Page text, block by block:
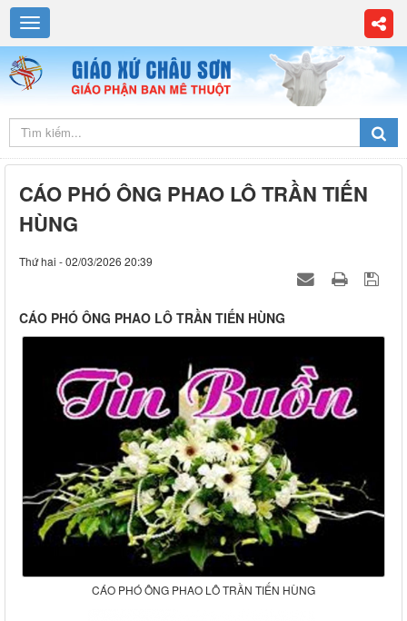
CÁO PHÓ ÔNG PHAO LÔ TRẦN TIẾN
HÙNG
Thứ hai - 02/03/2026 20:39
CÁO PHÓ ÔNG PHAO LÔ TRẦN TIẾN HÙNG
CÁO PHÓ ÔNG PHAO LÔ TRẦN TIẾN HÙNG